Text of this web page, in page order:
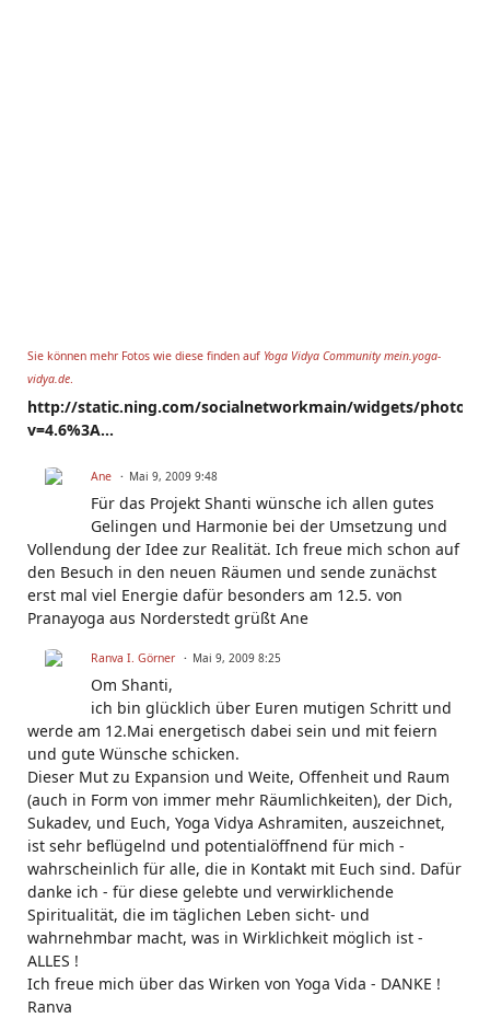
Sie können mehr Fotos wie diese finden auf Yoga Vidya Community mein.yoga-
vidya.de.
http://static.ning.com/socialnetworkmain/widgets/photo/
v=4.6%3A…
Ane Mai 9, 2009 9:48
Für das Projekt Shanti wünsche ich allen gutes
Gelingen und Harmonie bei der Umsetzung und
Vollendung der Idee zur Realität. Ich freue mich schon auf
den Besuch in den neuen Räumen und sende zunächst
erst mal viel Energie dafür besonders am 12.5. von
Pranayoga aus Norderstedt grüßt Ane
Ranva I. Görner Mai 9, 2009 8:25
Om Shanti,
ich bin glücklich über Euren mutigen Schritt und
werde am 12.Mai energetisch dabei sein und mit feiern
und gute Wünsche schicken.
Dieser Mut zu Expansion und Weite, Offenheit und Raum
(auch in Form von immer mehr Räumlichkeiten), der Dich,
Sukadev, und Euch, Yoga Vidya Ashramiten, auszeichnet,
ist sehr beflügelnd und potentialöffnend für mich -
wahrscheinlich für alle, die in Kontakt mit Euch sind. Dafür
danke ich - für diese gelebte und verwirklichende
Spiritualität, die im täglichen Leben sicht- und
wahrnehmbar macht, was in Wirklichkeit möglich ist -
ALLES !
Ich freue mich über das Wirken von Yoga Vida - DANKE !
Ranva